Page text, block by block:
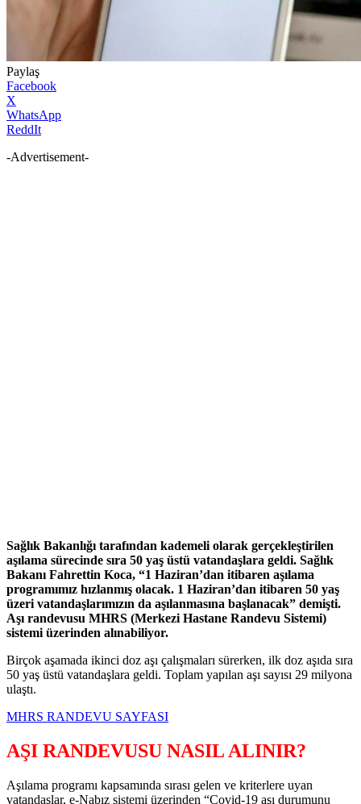
Paylaş
Facebook
X
WhatsApp
ReddIt
-Advertisement-
Sağlık Bakanlığı tarafından kademeli olarak gerçekleştirilen
aşılama sürecinde sıra 50 yaş üstü vatandaşlara geldi. Sağlık
Bakanı Fahrettin Koca, “1 Haziran’dan itibaren aşılama
programımız hızlanmış olacak. 1 Haziran’dan itibaren 50 yaş
üzeri vatandaşlarımızın da aşılanmasına başlanacak” demişti.
Aşı randevusu MHRS (Merkezi Hastane Randevu Sistemi)
sistemi üzerinden alınabiliyor.
Birçok aşamada ikinci doz aşı çalışmaları sürerken, ilk doz aşıda sıra
50 yaş üstü vatandaşlara geldi. Toplam yapılan aşı sayısı 29 milyona
ulaştı.
MHRS RANDEVU SAYFASI
AŞI RANDEVUSU NASIL ALINIR?
Aşılama programı kapsamında sırası gelen ve kriterlere uyan
vatandaşlar, e-Nabız sistemi üzerinden “Covid-19 aşı durumunu